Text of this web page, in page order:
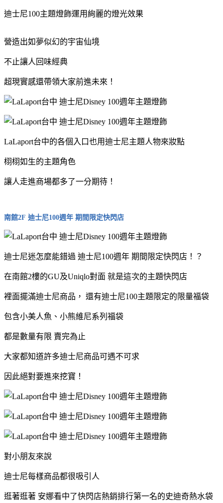
迪士尼100主題燈飾運用絢麗的燈光效果
營造出如夢似幻的宇宙仙境
不止讓人回味經典
超現實感還帶領大家前進未來！
LaLaport台中的各個入口也用迪士尼主題人物來妝點
栩栩如生的主題角色
讓人走進商場都多了一分期待！
南館2F 迪士尼100週年 期間限定快閃店
迪士尼迷怎麼能錯過 迪士尼100週年 期間限定快閃店！？
在南館2樓的GU及Uniqlo對面 就是這次的主題快閃店
裡面擺滿迪士尼商品， 還有迪士尼100主題限定的限量福袋
包含小美人魚、小熊維尼系列福袋
都是數量有限 賣完為止
大家都知道許多迪士尼商品可遇不可求
因此絕對要進來挖寶！
對小朋友來說
迪士尼每樣商品都很吸引人
逛著逛著 安娜看中了快閃店熱銷排行第一名的史迪奇熱水袋